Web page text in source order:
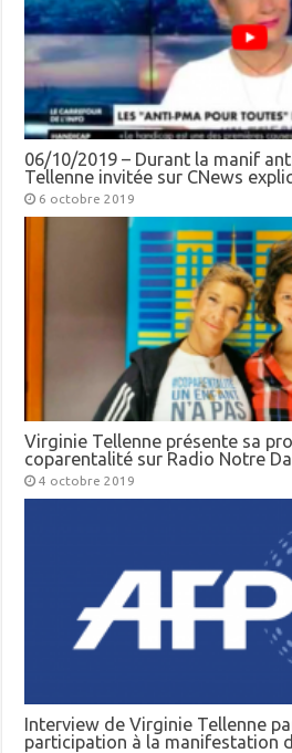
06/10/2019 – Durant la manif
Tellenne invitée sur CNews
6 octobre 2019
Virginie Tellenne présente sa
coparentalité sur Radio Notre
4 octobre 2019
Interview de Virginie Tellenne
participation à la manifestation